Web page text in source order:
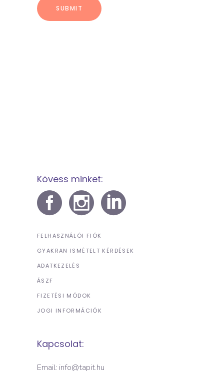
Kövess minket:
FELHASZNÁLÓI FIÓK
GYAKRAN ISMÉTELT KÉRDÉSEK
ADATKEZELÉS
ÁSZF
FIZETÉSI MÓDOK
JOGI INFORMÁCIÓK
Kapcsolat:
Email: info@tapit.hu